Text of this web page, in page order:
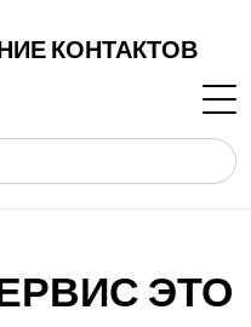
КОНТАКТОВ
ЭТО